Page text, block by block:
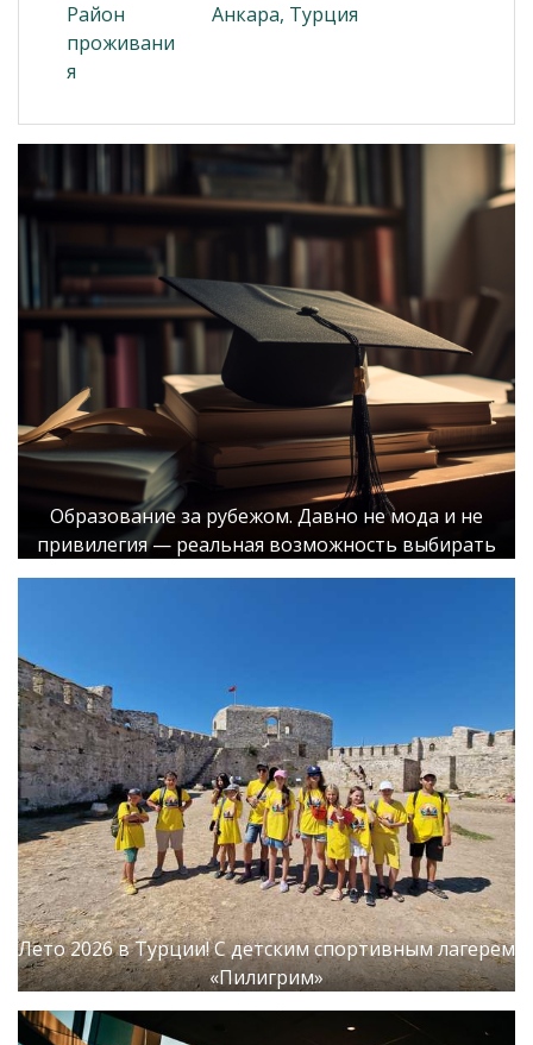
Район
проживани
я
Анкара, Турция
Образование за рубежом. Давно не мода и не
привилегия — реальная возможность выбирать
Лето 2026 в Турции! С детским спортивным лагерем
«Пилигрим»